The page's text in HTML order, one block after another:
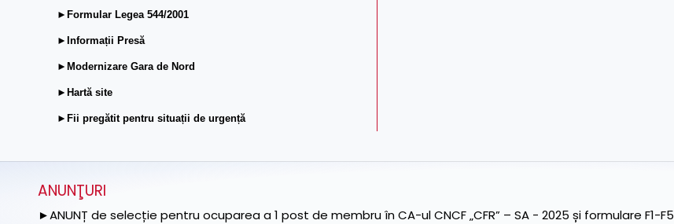
►Formular Legea 544/2001
►Informații Presă
►Modernizare Gara de Nord
►Hartă site
►Fii pregătit pentru situații de urgență
ANUNŢURI
►ANUNȚ de selecție pentru ocuparea a 1 post de membru în CA-ul CNCF „CFR” – SA - 2025 și formulare F1-F5